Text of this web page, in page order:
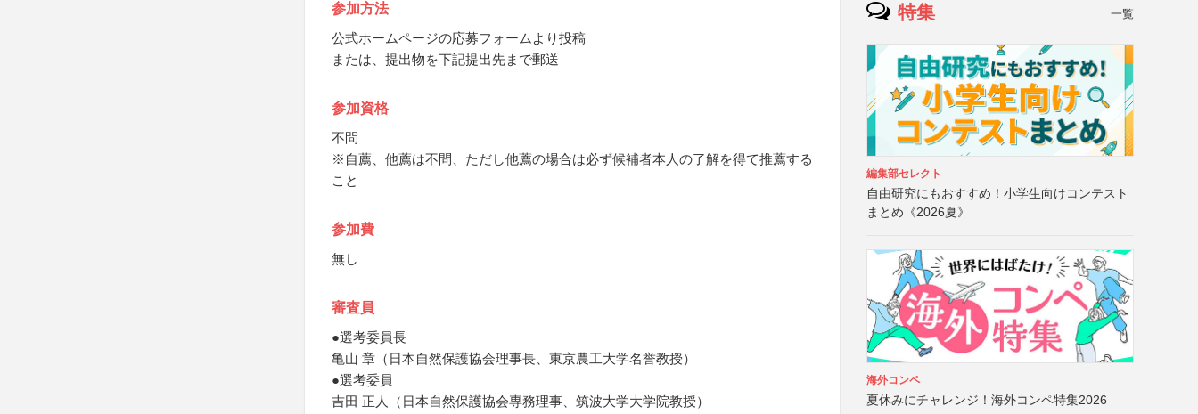
参加方法
公式ホームページの応募フォームより投稿
または、提出物を下記提出先まで郵送
参加資格
不問
※自薦、他薦は不問、ただし他薦の場合は必ず候補者本人の了解を得て推薦する
こと
参加費
無し
審査員
●選考委員長
亀山 章（日本自然保護協会理事長、東京農工大学名誉教授）
●選考委員
吉田 正人（日本自然保護協会専務理事、筑波大学大学院教授）
特集 一覧
編集部セレクト
自由研究にもおすすめ！小学生向けコンテスト
まとめ《2026夏》
海外コンペ
夏休みにチャレンジ！海外コンペ特集2026